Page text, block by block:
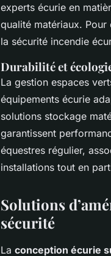
experts écurie en
qualité matériaux. Pour
la sécurité incendie
Durabilité et
La gestion espaces
équipements écurie
solutions stockage
garantissent
équestres régulier,
installations tout en
Solutions
sécurité
La conception écurie